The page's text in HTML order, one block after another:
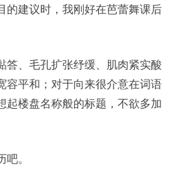
的建议时，我刚好在芭蕾舞课后
答、毛孔扩张纾缓、肌肉紧实酸
容平和；对于向来很介意在词语
起楼盘名称般的标题，不欲多加
。